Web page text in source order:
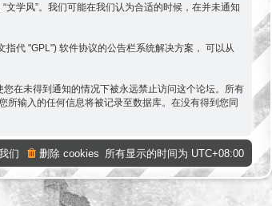
文学风”。我们可能在我们认为合适的时候，在并未通知
指代 "GPL") 软件协议的公告栏系统解决方案， 可以从
在未得到通知的情况下被永远禁止访问这个论坛。所有
所输入的任何信息将被记录至数据库。在没有得到您同
所有显示的时间为 UTC+08:00
删除 cookies
们